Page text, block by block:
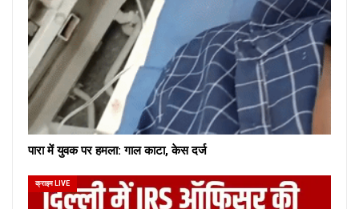
पारा में युवक पर हमला: गाल काटा, केस दर्ज
क्राइम LIVE